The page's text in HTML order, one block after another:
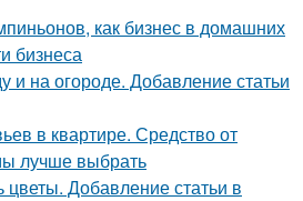
как бизнес в домашних
бизнеса
и на огороде. Добавление статьи
в квартире. Средство от
лучше выбрать
цветы. Добавление статьи в